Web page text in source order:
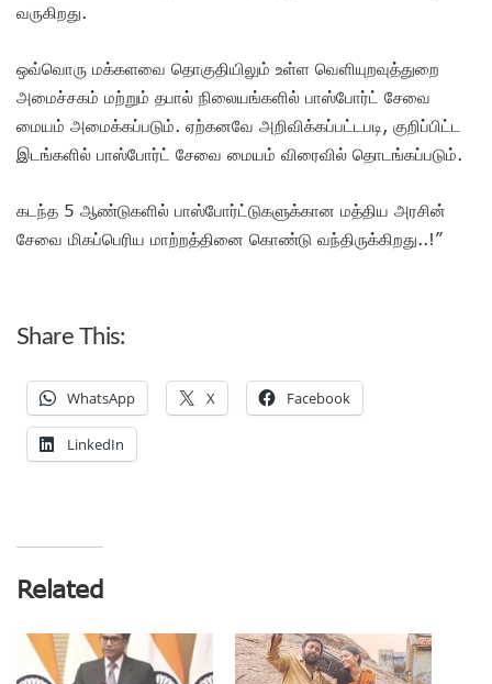
வருகிறது.
ஒவ்வொரு மக்களவை தொகுதியிலும் உள்ள வெளியுறவுத்துறை
அமைச்சகம் மற்றும் தபால் நிலையங்களில் பாஸ்போர்ட் சேவை
மையம் அமைக்கப்படும். ஏற்கனவே அறிவிக்கப்பட்டபடி, குறிப்பிட்ட
இடங்களில் பாஸ்போர்ட் சேவை மையம் விரைவில் தொடங்கப்படும்.
கடந்த 5 ஆண்டுகளில் பாஸ்போர்ட்டுகளுக்கான மத்திய அரசின்
சேவை மிகப்பெரிய மாற்றத்தினை கொண்டு வந்திருக்கிறது..!”
Share This:
WhatsApp X Facebook
LinkedIn
Related